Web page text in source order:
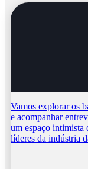
Vamos explorar os
e acompanhar
um espaço intimista
líderes da indústria